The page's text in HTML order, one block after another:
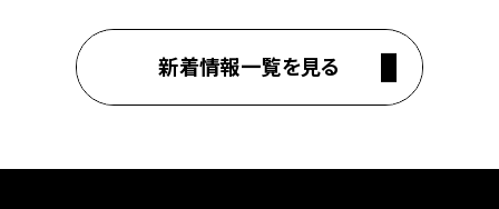
新着情報一覧を見る